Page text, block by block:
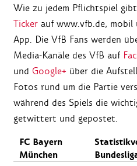
Wie zu jedem Pflichtspiel
Ticker auf www.vfb.de,
App. Die VfB Fans werden
Media-Kanäle des VfB auf
und Google+ über die
Fotos rund um die Partie
während des Spiels die
getwittert und gepostet.
FC Bayern
München